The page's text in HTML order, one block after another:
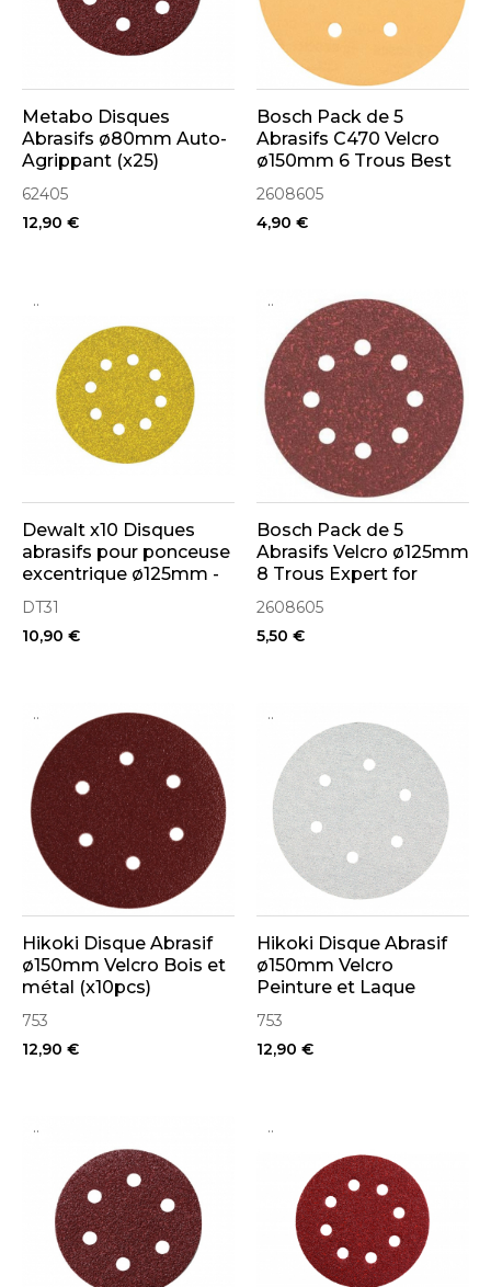
Metabo Disques
Abrasifs ø80mm Auto-
Agrippant (x25)
62405
12,90 €
Bosch Pack de 5
Abrasifs C470 Velcro
ø150mm 6 Trous Best
for Wood and Paint
2608605
4,90 €
..
Dewalt x10 Disques
abrasifs pour ponceuse
excentrique ø125mm -
8 Trous
DT31
10,90 €
..
Bosch Pack de 5
Abrasifs Velcro ø125mm
8 Trous Expert for
Wood+Paint
2608605
5,50 €
..
Hikoki Disque Abrasif
ø150mm Velcro Bois et
métal (x10pcs)
753
12,90 €
..
Hikoki Disque Abrasif
ø150mm Velcro
Peinture et Laque
(x10pcs)
753
12,90 €
.. ..